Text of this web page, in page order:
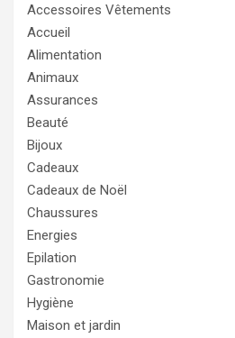
Accessoires Vêtements
Accueil
Alimentation
Animaux
Assurances
Beauté
Bijoux
Cadeaux
Cadeaux de Noël
Chaussures
Energies
Epilation
Gastronomie
Hygiène
Maison et jardin